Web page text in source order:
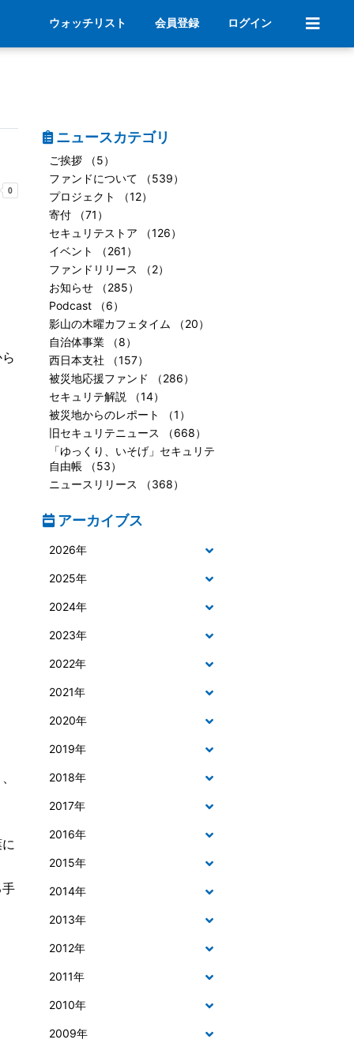
ウォッチリスト 会員登録 ログイン
ニュースカテゴリ
ご挨拶 （5）
ファンドについて （539）
プロジェクト （12）
寄付 （71）
セキュリテストア （126）
イベント （261）
ファンドリリース （2）
お知らせ （285）
Podcast （6）
影山の木曜カフェタイム （20）
自治体事業 （8）
西日本支社 （157）
被災地応援ファンド （286）
セキュリテ解説 （14）
被災地からのレポート （1）
旧セキュリテニュース （668）
「ゆっくり、いそげ」セキュリテ
自由帳 （53）
ニュースリリース （368）
アーカイブス
2026年
2025年
2024年
2023年
2022年
2021年
2020年
2019年
2018年
2017年
2016年
2015年
2014年
2013年
2012年
2011年
2010年
2009年